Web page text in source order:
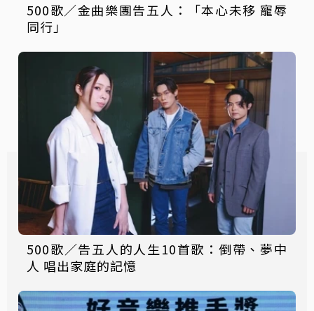
500歌／金曲樂團告五人：「本心未移 寵辱
同行」
500歌／告五人的人生10首歌：倒帶、夢中
人 唱出家庭的記憶